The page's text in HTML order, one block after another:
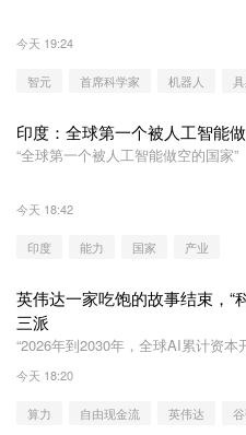
今天 19:24
智元 首席科学家 机器人
印度：全球第一个被人工智能
“全球第一个被人工智能做空的国家”
今天 18:42
印度 能力 国家 产业
英伟达一家吃饱的故事结束，“
三派
“2026年到2030年，全球AI累计资本
亿美元。但这些企业靠经营现金流，
万亿美元，还剩下3.5万亿美元的资金
今天 18:20
算力 自由现金流 英伟达